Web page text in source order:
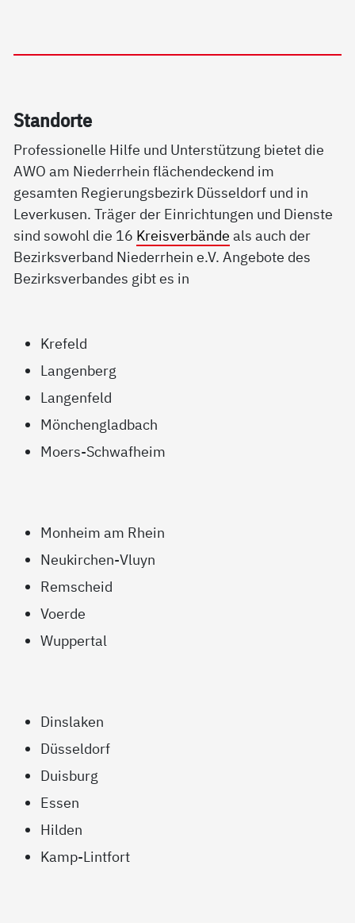
Stand­or­te
Professionelle Hilfe und Unterstützung bietet die
AWO am Niederrhein flächendeckend im
gesamten Regierungsbezirk Düsseldorf und in
Leverkusen. Träger der Einrichtungen und Dienste
sind sowohl die 16 Kreisverbände als auch der
Bezirksverband Niederrhein e.V. Angebote des
Bezirksverbandes gibt es in
Krefeld
Langenberg
Langenfeld
Mönchengladbach
Moers-Schwafheim
Monheim am Rhein
Neukirchen-Vluyn
Remscheid
Voerde
Wuppertal
Dinslaken
Düsseldorf
Duisburg
Essen
Hilden
Kamp-Lintfort